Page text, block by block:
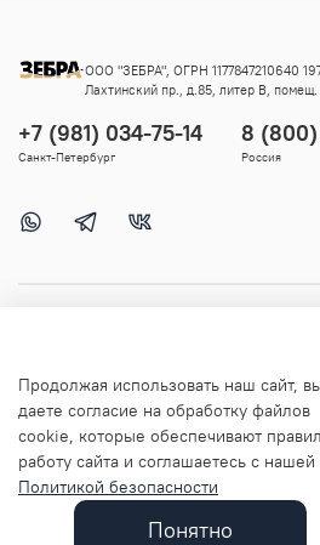
Помощь и информация
О магазине
+7 (981) 034-75-14
Санкт-Петербург
8
Россия
ООО "ЗЕБРА", ОГРН 1177847210640
Лахтинский пр., д.85, литер В,
Продолжая использовать наш сайт,
даете согласие на обработку файлов
cookie, которые обеспечивают
работу сайта и соглашаетесь с нашей
Политикой безопасности
Понятно